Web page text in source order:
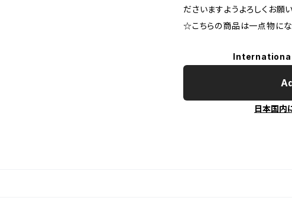
ださいますようよろしくお願
☆こちらの商品は一点物にな
日本国内